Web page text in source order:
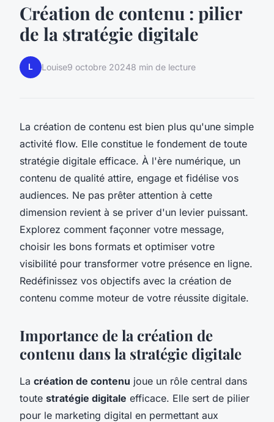
Création de contenu : pilier
de la stratégie digitale
L Louise9 octobre 20248 min de lecture
La création de contenu est bien plus qu'une simple
activité flow. Elle constitue le fondement de toute
stratégie digitale efficace. À l'ère numérique, un
contenu de qualité attire, engage et fidélise vos
audiences. Ne pas prêter attention à cette
dimension revient à se priver d'un levier puissant.
Explorez comment façonner votre message,
choisir les bons formats et optimiser votre
visibilité pour transformer votre présence en ligne.
Redéfinissez vos objectifs avec la création de
contenu comme moteur de votre réussite digitale.
Importance de la création de
contenu dans la stratégie digitale
La création de contenu joue un rôle central dans
toute stratégie digitale efficace. Elle sert de pilier
pour le marketing digital en permettant aux